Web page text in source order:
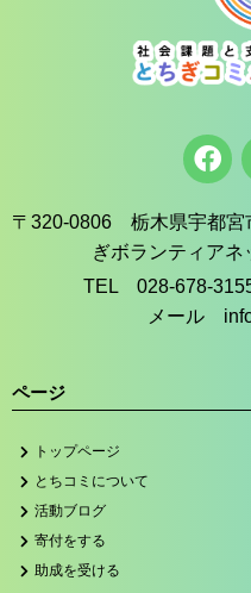
〒320-0806 栃木県宇都
ぎボランティア
TEL 028-678-
メール
ページ
トップページ
とちコミについて
活動ブログ
寄付をする
助成を受ける